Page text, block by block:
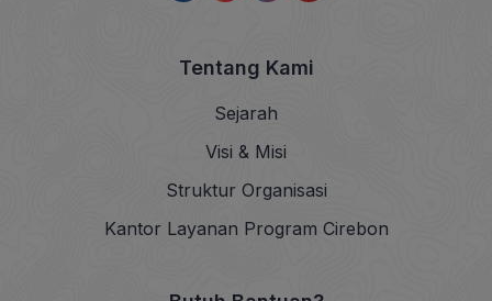
Tentang Kami
Sejarah
Visi & Misi
Struktur Organisasi
Kantor Layanan Program Cirebon